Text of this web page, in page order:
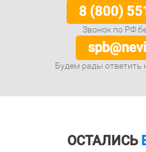
8 (800)
Звонок по РФ
Будем рады
ОСТАЛИСЬ